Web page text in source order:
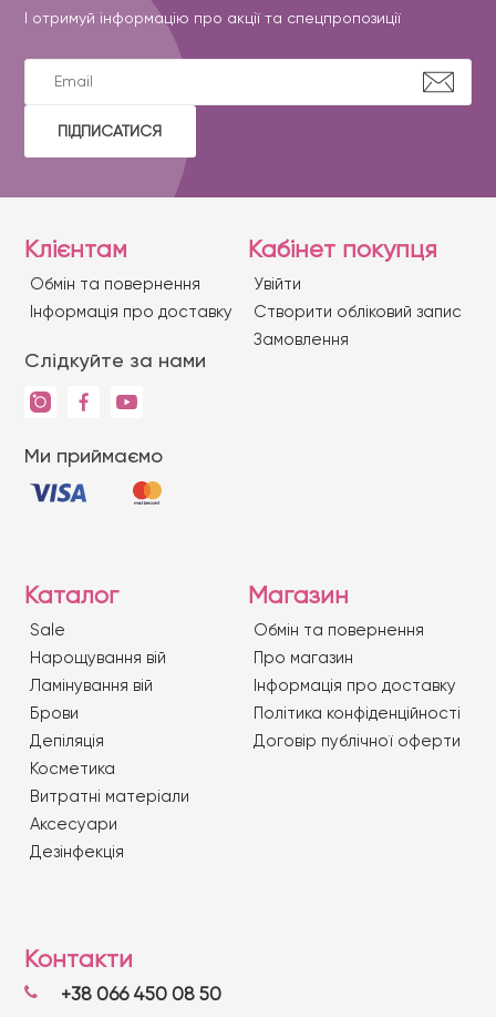
І отримуй інформацію про акції та спецпропозиції
ПІДПИСАТИСЯ
Клієнтам
Обмін та повернення
Iнформація про доставку
Слідкуйте за нами
Ми приймаємо
Кабінет покупця
Увійти
Створити обліковий запис
Замовлення
Каталог
Sale
Нарощування вій
Ламінування вій
Брови
Депіляція
Косметика
Витратні матеріали
Аксесуари
Дезінфекція
Магазин
Обмін та повернення
Про магазин
Iнформація про доставку
Політика конфіденційності
Договір публічної оферти
Контакти
+38 066 450 08 50